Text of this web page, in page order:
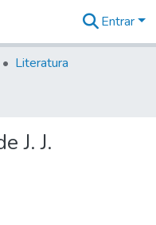
Entrar
Literatura
J. J.